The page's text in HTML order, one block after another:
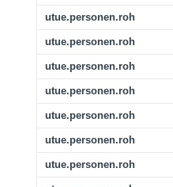
utue.personen.roh
utue.personen.roh
utue.personen.roh
utue.personen.roh
utue.personen.roh
utue.personen.roh
utue.personen.roh